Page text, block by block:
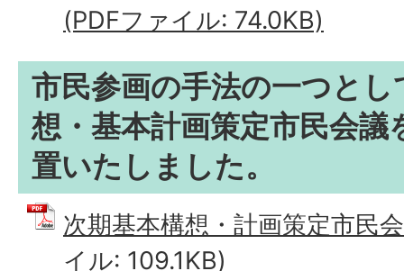
(PDFファイル: 74.0KB)
市民参画の手法の一つとし
想・基本計画策定市民会議
置いたしました。
次期基本構想・計画策定市民
イル: 109.1KB)